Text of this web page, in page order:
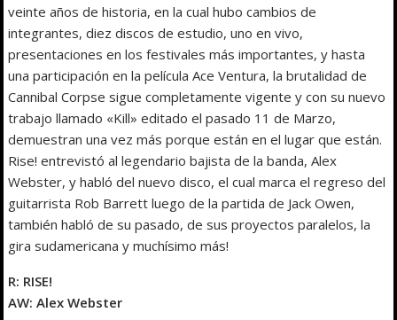
veinte años de historia, en la cual hubo cambios de
integrantes, diez discos de estudio, uno en vivo,
presentaciones en los festivales más importantes, y hasta
una participación en la película Ace Ventura, la brutalidad de
Cannibal Corpse sigue completamente vigente y con su nuevo
trabajo llamado «Kill» editado el pasado 11 de Marzo,
demuestran una vez más porque están en el lugar que están.
Rise! entrevistó al legendario bajista de la banda, Alex
Webster, y habló del nuevo disco, el cual marca el regreso del
guitarrista Rob Barrett luego de la partida de Jack Owen,
también habló de su pasado, de sus proyectos paralelos, la
gira sudamericana y muchísimo más!
R: RISE!
AW: Alex Webster